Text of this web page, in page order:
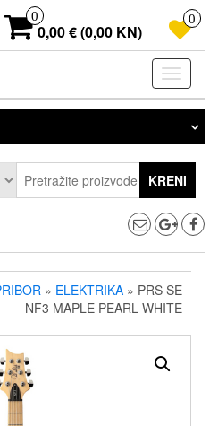
0
0,00 € (0,00 KN)
0
KRENI
» ELEKTRIKA » PRS SE
NF3 MAPLE PEARL WHITE